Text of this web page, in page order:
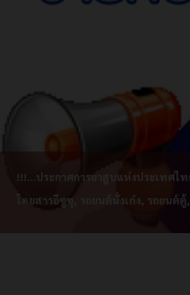
!!!…ประกาศการยาสูบแห่งประเทศไท
โดยสารอีซูซุ, รถยนต์นั่งเก๋ง, รถยนต์